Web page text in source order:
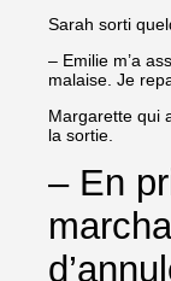
Sarah sorti
– Emilie m’a
malaise. Je
Margarette qui
la sortie.
– En